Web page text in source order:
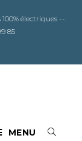
électriques --
85
MENU